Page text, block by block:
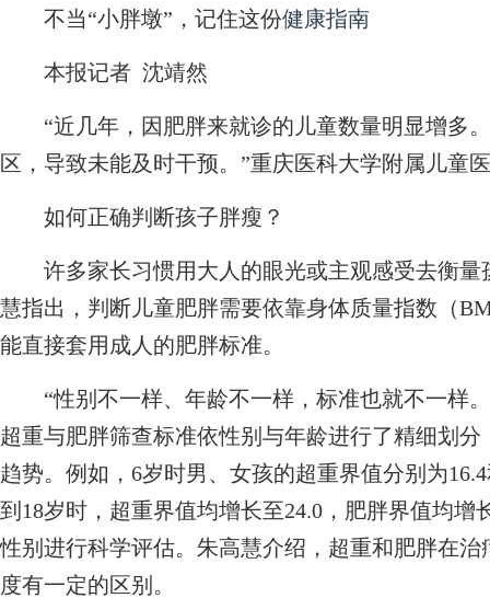
不当“小胖墩”，记住这份健康指南
本报记者 沈靖然
“近几年，因肥胖来就诊的儿童数量明显增多
区，导致未能及时干预。”重庆医科大学附属儿童
如何正确判断孩子胖瘦？
许多家长习惯用大人的眼光或主观感受去衡量
慧指出，判断儿童肥胖需要依靠身体质量指数（
能直接套用成人的肥胖标准。
“性别不一样、年龄不一样，标准也就不一样。
超重与肥胖筛查标准依性别与年龄进行了精细划
趋势。例如，6岁时男、女孩的超重界值分别为
到18岁时，超重界值均增长至24.0，肥胖界值均增
性别进行科学评估。朱高慧介绍，超重和肥胖在
度有一定的区别。